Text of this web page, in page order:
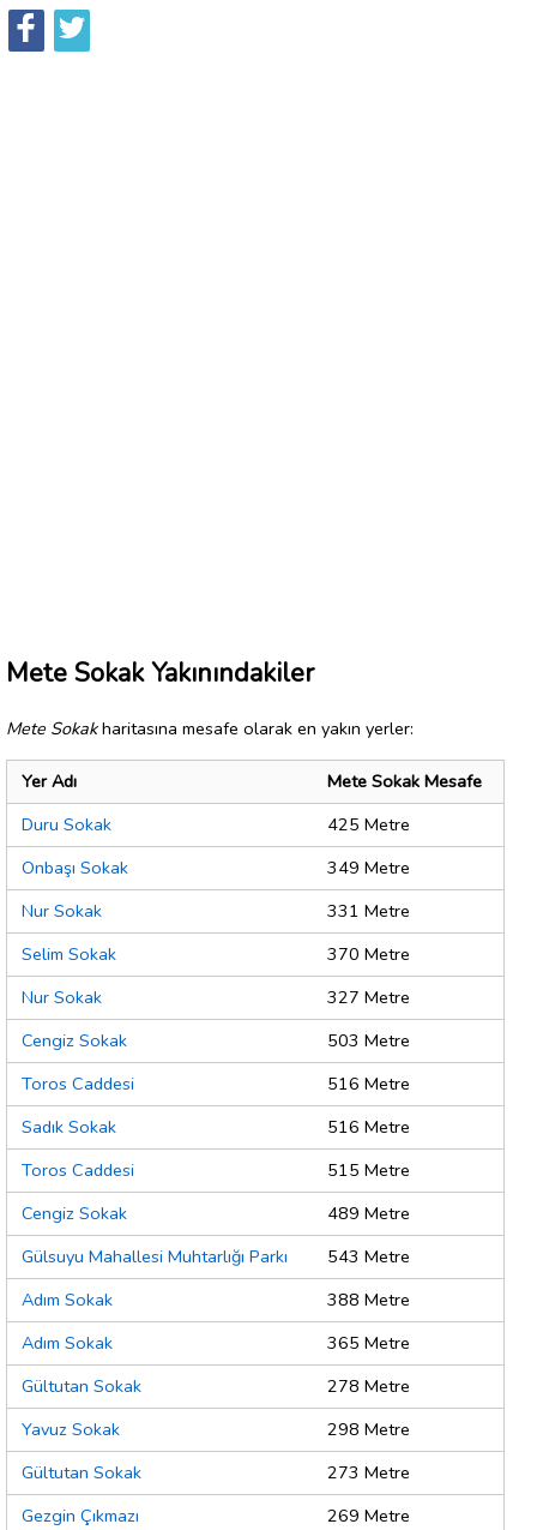
Mete Sokak Yakınındakiler
Mete Sokakharitasına mesafe olarak en yakın yerler:
Yer Adı
Mete Sokak Mesafe
Duru Sokak
425 Metre
Onbaşı Sokak
349 Metre
Nur Sokak
331 Metre
Selim Sokak
370 Metre
Nur Sokak
327 Metre
Cengiz Sokak
503 Metre
Toros Caddesi
516 Metre
Sadık Sokak
516 Metre
Toros Caddesi
515 Metre
Cengiz Sokak
489 Metre
Gülsuyu Mahallesi Muhtarlığı Parkı
543 Metre
Adım Sokak
388 Metre
Adım Sokak
365 Metre
Gültutan Sokak
278 Metre
Yavuz Sokak
298 Metre
Gültutan Sokak
273 Metre
Gezgin Çıkmazı
269 Metre